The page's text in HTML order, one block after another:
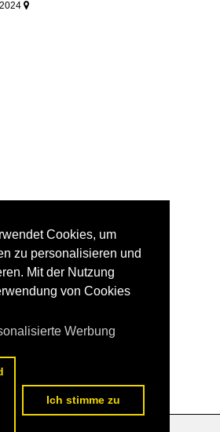

Cookies, um
zu personalisieren und
Mit der Nutzung
von Cookies
Werbung
Ich stimme zu